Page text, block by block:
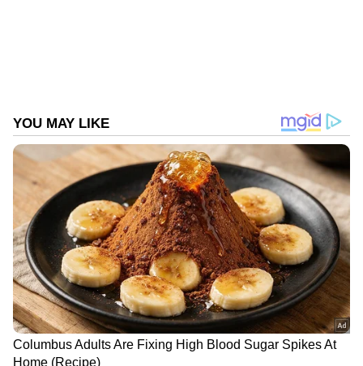
നിന്ന് ഇക്കാലയളവില്‍ നേടിയ കളക്ഷന്‍ 6.80
കോടിയും. യൂണിഫോം അണിയുന്ന ഓരോ
പൊലീസുകാരനും കടന്നുപോകുന്ന
യാഥാര്‍ഥ്യങ്ങള്‍ തുറന്നുകാട്ടുന്ന ചിത്രം എന്നാണ്
ദൃഢത്തെ അണിയറക്കാര്‍
വിശേഷിപ്പിച്ചിരിക്കുന്നത്. എസ് ഐ വിജയ്
രാധാകൃഷ്ണൻ എന്ന കഥാപാത്രമായാണ്
ചിത്രത്തിൽ ഷെയ്ൻ എത്തിയിരിക്കുന്നത്.
കുഴിനിലം എന്നൊരു നാട്ടിൻപുറത്തെ പൊലീസ്
സ്റ്റേഷനിൽ വിജയ് രാധാകൃഷ്ണൻ എന്ന
പുതിയ എസ് ഐ ചാർജ്ജെടുക്കുകയാണ്.